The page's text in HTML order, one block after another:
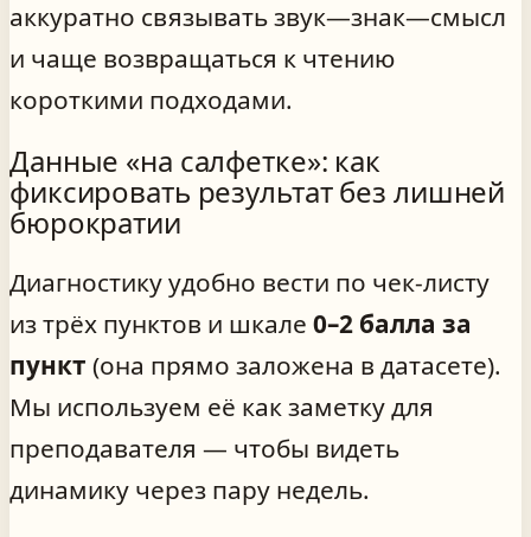
аккуратно связывать звук—знак—смысл
и чаще возвращаться к чтению
короткими подходами.
Данные «на салфетке»: как
фиксировать результат без лишней
бюрократии
Диагностику удобно вести по чек‑листу
из трёх пунктов и шкале 0–2 балла за
пункт (она прямо заложена в датасете).
Мы используем её как заметку для
преподавателя — чтобы видеть
динамику через пару недель.